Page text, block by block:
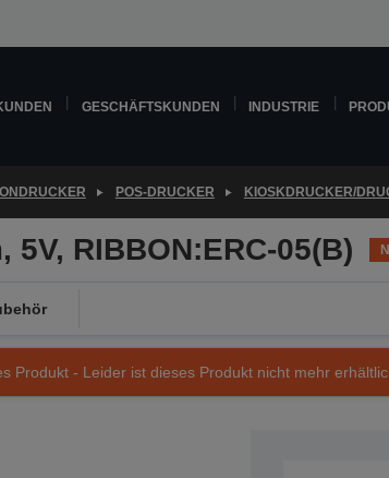
GESCHÄFTSKUNDEN INDUSTRIE
POS-DRUCKER KIOSKDRUCKER/
5V, RIBBON:ERC-05(B)
Produkt - Leider ist dieses Produkt nicht mehr